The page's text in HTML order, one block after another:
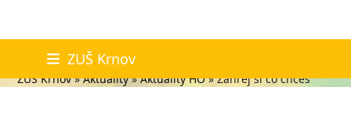
content
ZUŠ Krnov
Aktuality
ZUŠ Krnov»Aktuality»Aktuality HO»Zahrej si co chceš